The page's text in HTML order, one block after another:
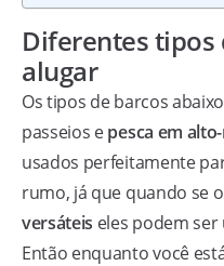
Diferentes tipos
alugar
Os tipos de barcos
passeios epesca em
usados perfeitamente
rumo, já que quando se
versáteis eles podem
Então enquanto você